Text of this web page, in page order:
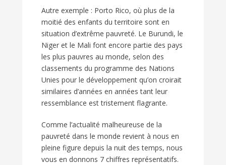
Autre exemple : Porto Rico, où plus de la
moitié des enfants du territoire sont en
situation d’extrême pauvreté. Le Burundi, le
Niger et le Mali font encore partie des pays
les plus pauvres au monde, selon des
classements du programme des Nations
Unies pour le développement qu’on croirait
similaires d’années en années tant leur
ressemblance est tristement flagrante.
Comme l’actualité malheureuse de la
pauvreté dans le monde revient à nous en
pleine figure depuis la nuit des temps, nous
vous en donnons 7 chiffres représentatifs.